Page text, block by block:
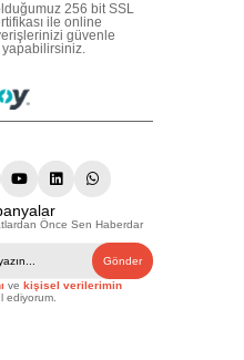
256 bit SSL
ile online
güvenle
yapabilirsiniz.
Önce Sen Haberdar
Gönder
ve kişisel verilerimin
ediyorum.